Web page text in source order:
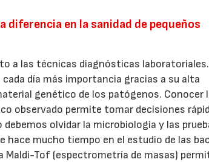
en la sanidad de pequeños
a las técnicas diagnósticas
día más importancia gracias a su alta
genético de los patógenos. Conocer
observado permite tomar decisiones
olvidar la microbiología y las
hace mucho tiempo en el estudio de las
Maldi-Tof (espectrometría de masas)